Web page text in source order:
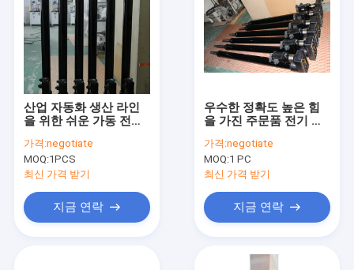
산업 자동화 생산 라인
을 위한 쉬운 가동 전기
가격:negotiate
MOQ:1PCS
최신 가격 받기
지금 연락
우수한 정확도 높은 힘
을 가진 주문품 전기 실
가격:negotiate
MOQ:1 PC
최신 가격 받기
지금 연락